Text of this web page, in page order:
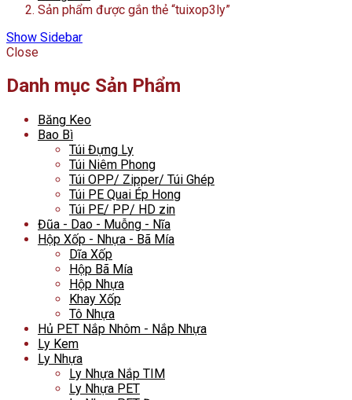
Sản phẩm được gắn thẻ “tuixop3ly”
Show Sidebar
Close
Danh mục Sản Phẩm
Băng Keo
Bao Bì
Túi Đựng Ly
Túi Niêm Phong
Túi OPP/ Zipper/ Túi Ghép
Túi PE Quai Ép Hong
Túi PE/ PP/ HD zin
Đũa - Dao - Muỗng - Nĩa
Hộp Xốp - Nhựa - Bã Mía
Dĩa Xốp
Hộp Bã Mía
Hộp Nhựa
Khay Xốp
Tô Nhựa
Hủ PET Nắp Nhôm - Nắp Nhựa
Ly Kem
Ly Nhựa
Ly Nhựa Nắp TIM
Ly Nhựa PET